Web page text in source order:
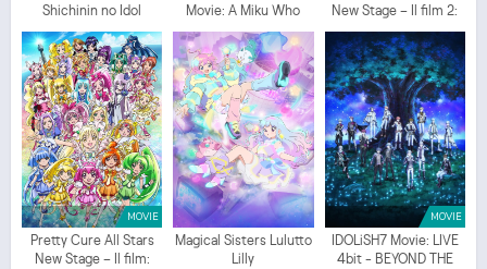
Shichinin no Idol
Movie: A Miku Who
Can't Sing
New Stage – Il film 2:
Amici del cuore
MOVIE
Pretty Cure All Stars
New Stage – Il film:
Magical Sisters Lulutto
Lilly
MOVIE
IDOLiSH7 Movie: LIVE
4bit - BEYOND THE